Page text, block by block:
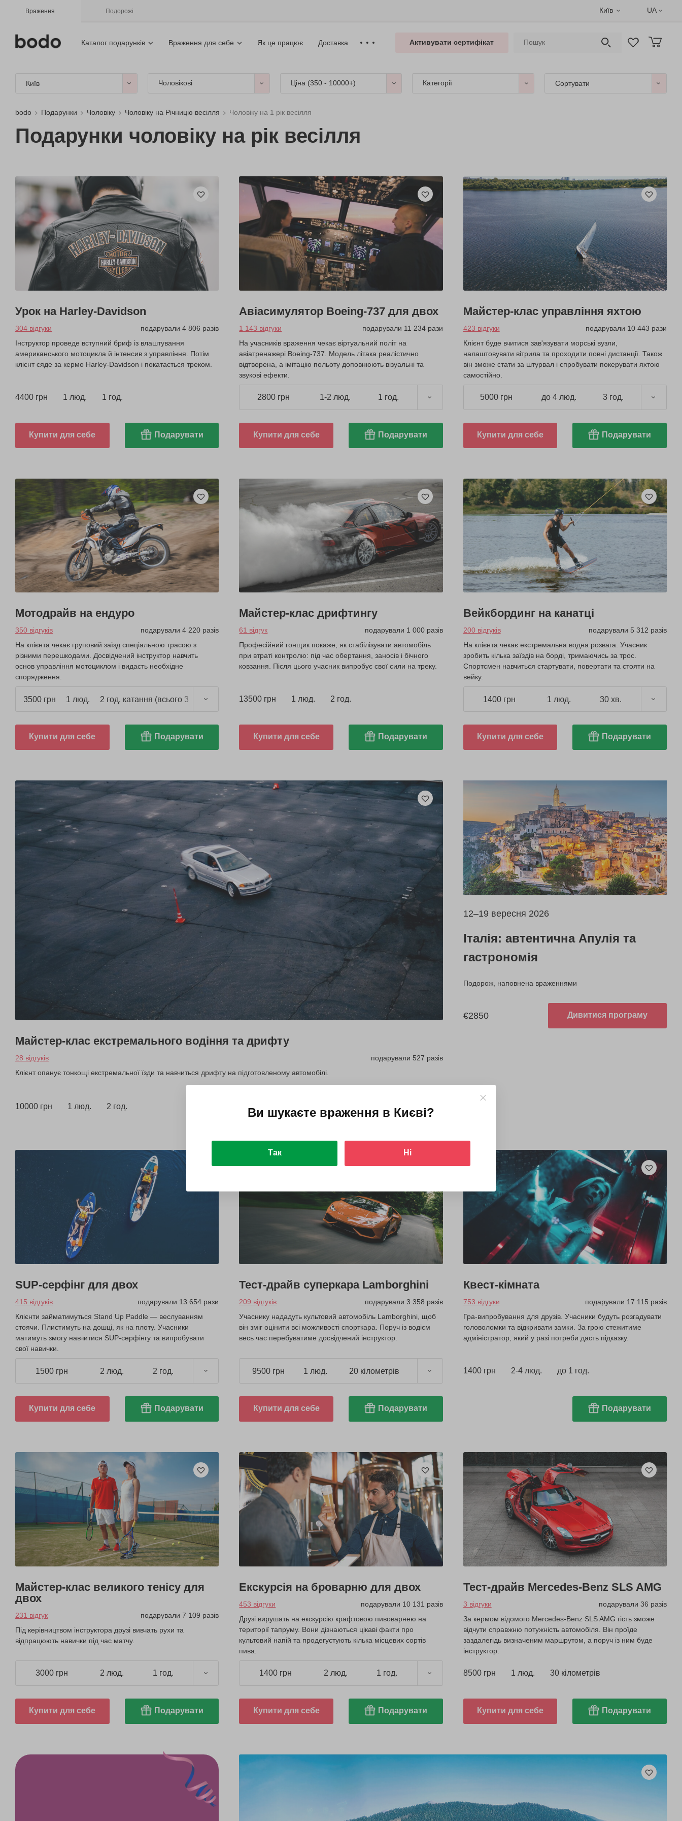
Враження Подорожі Київ UA
Каталог подарунків Враження для себе Як це працює Доставка Активувати сертифікат
Київ Чоловікові Ціна (350 - 10000+) Категорії Сортувати
bodo Подарунки Чоловіку Чоловіку на Річницю весілля Чоловіку на 1 рік весілля
Подарунки чоловіку на рік весілля
Урок на Harley-Davidson
304 відгуки
подарували 4 806 разів
Інструктор проведе вступний бриф із влаштування
американського мотоцикла й інтенсив з управління. Потім
клієнт сяде за кермо Harley-Davidson і покатається треком.
4400 грн 1 люд. 1 год.
Купити для себе Подарувати
Авіасимулятор Boeing-737 для двох
1 143 відгуки
подарували 11 234 рази
На учасників враження чекає віртуальний політ на
авіатренажері Boeing-737. Модель літака реалістично
відтворена, а імітацію польоту доповнюють візуальні та
звукові ефекти.
2800 грн 1-2 люд. 1 год.
Купити для себе Подарувати
Майстер-клас управління яхтою
423 відгуки
подарували 10 443 рази
Клієнт буде вчитися зав'язувати морські вузли,
налаштовувати вітрила та проходити повні дистанції. Також
він зможе стати за штурвал і спробувати покерувати яхтою
самостійно.
5000 грн до 4 люд. 3 год.
Купити для себе Подарувати
Мотодрайв на ендуро
350 відгуків
подарували 4 220 разів
На клієнта чекає груповий заїзд спеціальною трасою з
різними перешкодами. Досвідчений інструктор навчить
основ управління мотоциклом і видасть необхідне
спорядження.
3500 грн 1 люд. 2 год. катання (всього 3 год.)
Купити для себе Подарувати
Майстер-клас дрифтингу
61 відгук
подарували 1 000 разів
Професійний гонщик покаже, як стабілізувати автомобіль
при втраті контролю: під час обертання, заносів і бічного
ковзання. Після цього учасник випробує свої сили на треку.
13500 грн 1 люд. 2 год.
Купити для себе Подарувати
Вейкбординг на канатці
200 відгуків
подарували 5 312 разів
На клієнта чекає екстремальна водна розвага. Учасник
зробить кілька заїздів на борді, тримаючись за трос.
Спортсмен навчиться стартувати, повертати та стояти на
вейку.
1400 грн 1 люд. 30 хв.
Купити для себе Подарувати
Майстер-клас екстремального водіння та дрифту
28 відгуків
подарували 527 разів
Клієнт опанує тонкощі екстремальної їзди та навчиться дрифту на підготовленому автомобілі.
10000 грн 1 люд. 2 год.
12–19 вересня 2026
Італія: автентична Апулія та
гастрономія
Подорож, наповнена враженнями
€2850 Дивитися програму
SUP-серфінг для двох
415 відгуків
подарували 13 654 рази
Клієнти займатимуться Stand Up Paddle — веслуванням
стоячи. Плистимуть на дошці, як на плоту. Учасники
матимуть змогу навчитися SUP-серфінгу та випробувати
свої навички.
1500 грн 2 люд. 2 год.
Купити для себе Подарувати
Тест-драйв суперкара Lamborghini
209 відгуків
подарували 3 358 разів
Учаснику нададуть культовий автомобіль Lamborghini, щоб
він зміг оцінити всі можливості спорткара. Поруч із водієм
весь час перебуватиме досвідчений інструктор.
9500 грн 1 люд. 20 кілометрів
Купити для себе Подарувати
Квест-кімната
753 відгуки
подарували 17 115 разів
Гра-випробування для друзів. Учасники будуть розгадувати
головоломки та відкривати замки. За грою стежитиме
адміністратор, який у разі потреби дасть підказку.
1400 грн 2-4 люд. до 1 год.
Подарувати
Майстер-клас великого тенісу для
двох
231 відгук
подарували 7 109 разів
Під керівництвом інструктора друзі вивчать рухи та
відпрацюють навички під час матчу.
3000 грн 2 люд. 1 год.
Купити для себе Подарувати
Екскурсія на броварню для двох
453 відгуки
подарували 10 131 разів
Друзі вирушать на екскурсію крафтовою пивоварнею на
території тапруму. Вони дізнаються цікаві факти про
культовий напій та продегустують кілька місцевих сортів
пива.
1400 грн 2 люд. 1 год.
Купити для себе Подарувати
Тест-драйв Mercedes-Benz SLS AMG
3 відгуки
подарували 36 разів
За кермом відомого Mercedes-Benz SLS AMG гість зможе
відчути справжню потужність автомобіля. Він проїде
заздалегідь визначеним маршрутом, а поруч із ним буде
інструктор.
8500 грн 1 люд. 30 кілометрів
Купити для себе Подарувати
Ви шукаєте враження в Києві?
Так Ні